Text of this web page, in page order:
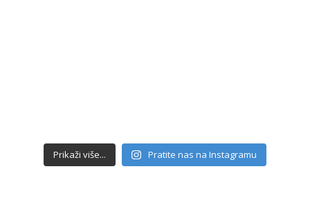
Prikaži više... Pratite nas na Instagramu